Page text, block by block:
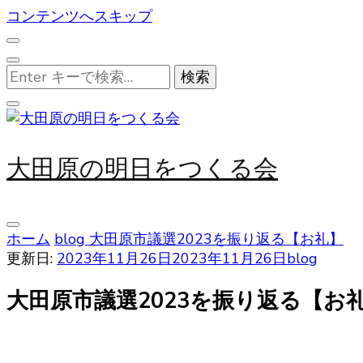
コンテンツへスキップ
な
に
か
探
し
か
?
大田原の明日をつくる会
ホーム blog 大田原市議選2023を振り返る【お礼】
更新日: 2023年11月26日2023年11月26日blog
大田原市議選2023を振り返る【お